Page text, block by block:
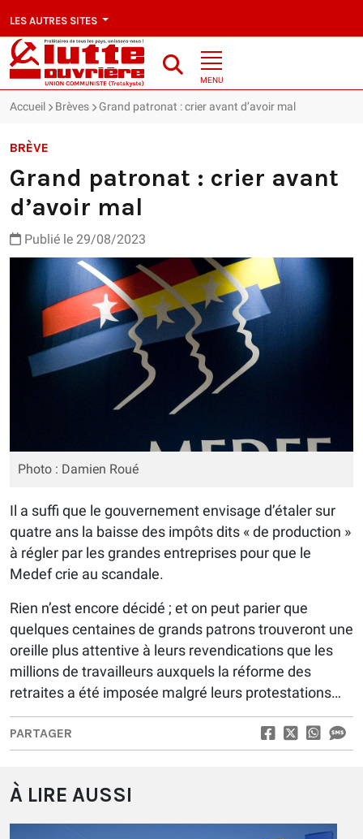
LES AUTRES SITES
MENU
Accueil Brèves Grand patronat : crier avant d’avoir mal
BRÈVE
Grand patronat : crier avant
d’avoir mal
Publié le 29/08/2023
Photo : Damien Roué
Il a suffi que le gouvernement envisage d’étaler sur
quatre ans la baisse des impôts dits « de production »
à régler par les grandes entreprises pour que le
Medef crie au scandale.
Rien n’est encore décidé ; et on peut parier que
quelques centaines de grands patrons trouveront une
oreille plus attentive à leurs revendications que les
millions de travailleurs auxquels la réforme des
retraites a été imposée malgré leurs protestations…
PARTAGER
À LIRE AUSSI